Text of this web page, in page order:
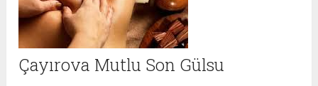
Çayırova Mutlu Son Gülsu